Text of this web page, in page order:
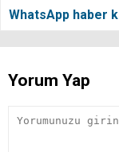
WhatsApp haber
Yorum Yap